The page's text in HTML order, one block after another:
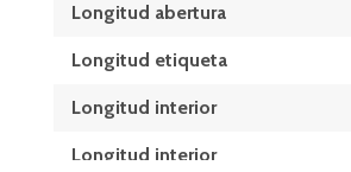
Longitud abertura
Longitud etiqueta
Longitud interior
Longitud interior